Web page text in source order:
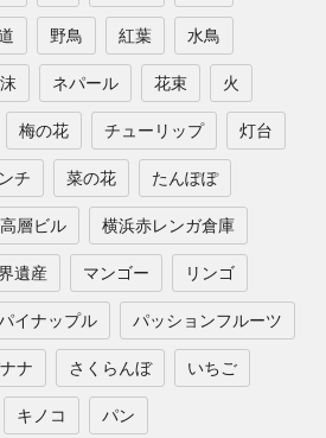
野鳥 紅葉 水鳥
ネパール 花束 火
梅の花 チューリップ 灯台
チ 菜の花 たんぽぽ
高層ビル 横浜赤レンガ倉庫
遺産 マンゴー リンゴ
イナップル パッションフルーツ
ナ さくらんぼ いちご
キノコ パン